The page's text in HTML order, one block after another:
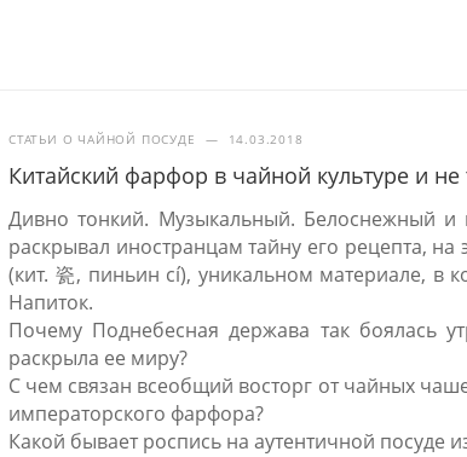
СТАТЬИ О ЧАЙНОЙ ПОСУДЕ — 14.03.2018
Китайский фарфор в чайной культуре и не
Дивно тонкий. Музыкальный. Белоснежный и
раскрывал иностранцам тайну его рецепта,
(кит. 瓷, пиньин cí), уникальном материале, в
Напиток.
Почему Поднебесная держава так боялась
раскрыла ее миру?
С чем связан всеобщий восторг от чайных
императорского фарфора?
Какой бывает роспись на аутентичной посуде